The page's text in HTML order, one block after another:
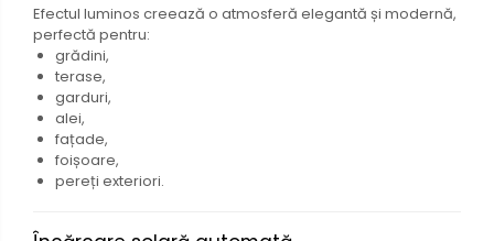
Efectul luminos creează o atmosferă elegantă și modernă,
perfectă pentru:
grădini,
terase,
garduri,
alei,
fațade,
foișoare,
pereți exteriori.